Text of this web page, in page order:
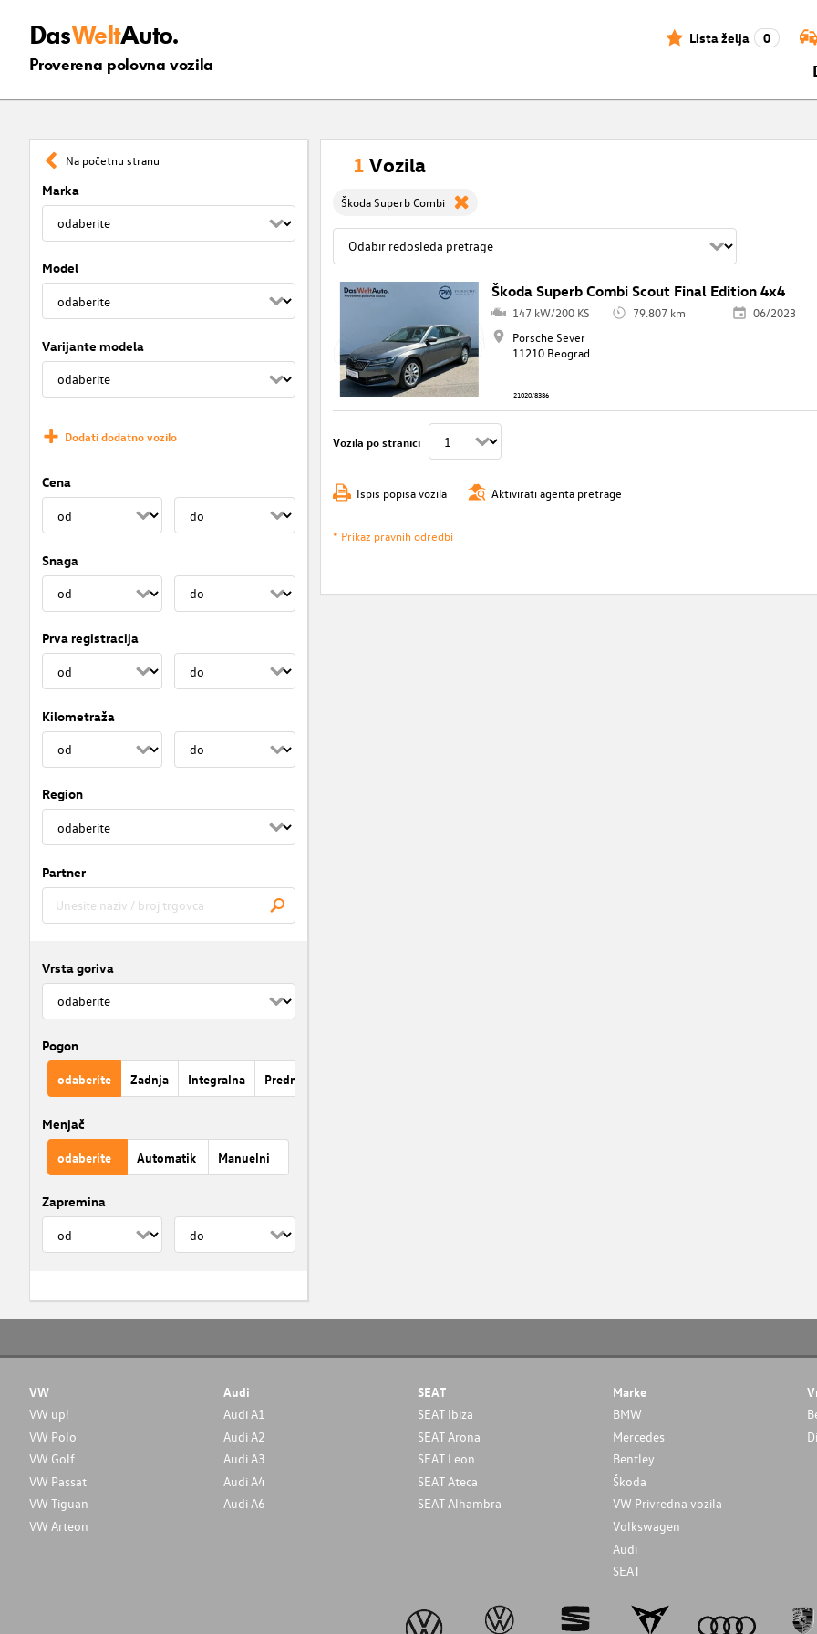
DasWeltAuto.
Proverena polovna vozila
Lista želja 0
Na početnu stranu
Marka
Model
Varijante modela
Dodati dodatno vozilo
Cena
Snaga
Prva registracija
Kilometraža
Region
Partner
Vrsta goriva
Pogon
odaberite Zadnja Integralna Prednja
Menjač
odaberite Automatik Manuelni
Zapremina
1 Vozila
Škoda Superb Combi
Škoda Superb Combi Scout Final Edition 4x4
147 kW/200 KS 79.807 km
06/2023
Porsche Sever
11210 Beograd
21020/8386
Vozila po stranici
Ispis popisa vozila Aktivirati agenta pretrage
* Prikaz pravnih odredbi
VW
VW up!
VW Polo
VW Golf
VW Passat
VW Tiguan
VW Arteon
Audi
Audi A1
Audi A2
Audi A3
Audi A4
Audi A6
SEAT
SEAT Ibiza
SEAT Arona
SEAT Leon
SEAT Ateca
SEAT Alhambra
Marke
BMW
Mercedes
Bentley
Škoda
VW Privredna vozila
Volkswagen
Audi
SEAT